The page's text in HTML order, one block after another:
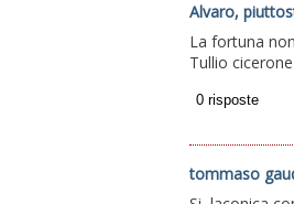
Alvaro,
La fortuna
Tullio cicerone
tommaso